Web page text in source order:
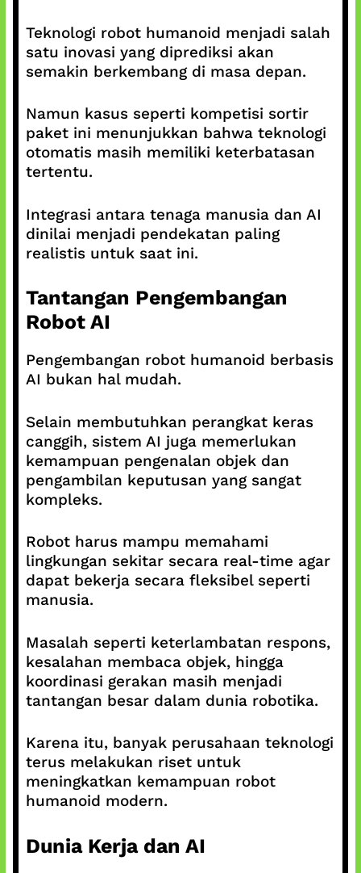
Teknologi robot humanoid menjadi salah
satu inovasi yang diprediksi akan
semakin berkembang di masa depan.
Namun kasus seperti kompetisi sortir
paket ini menunjukkan bahwa teknologi
otomatis masih memiliki keterbatasan
tertentu.
Integrasi antara tenaga manusia dan AI
dinilai menjadi pendekatan paling
realistis untuk saat ini.
Tantangan Pengembangan
Robot AI
Pengembangan robot humanoid berbasis
AI bukan hal mudah.
Selain membutuhkan perangkat keras
canggih, sistem AI juga memerlukan
kemampuan pengenalan objek dan
pengambilan keputusan yang sangat
kompleks.
Robot harus mampu memahami
lingkungan sekitar secara real-time agar
dapat bekerja secara fleksibel seperti
manusia.
Masalah seperti keterlambatan respons,
kesalahan membaca objek, hingga
koordinasi gerakan masih menjadi
tantangan besar dalam dunia robotika.
Karena itu, banyak perusahaan teknologi
terus melakukan riset untuk
meningkatkan kemampuan robot
humanoid modern.
Dunia Kerja dan AI